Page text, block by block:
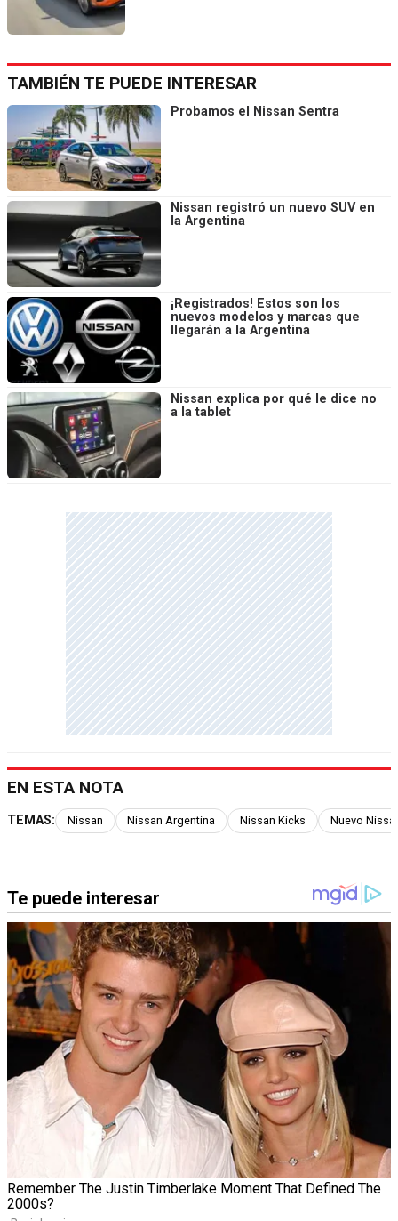
TAMBIÉN TE PUEDE INTERESAR
Probamos el Nissan Sentra
Nissan registró un nuevo SUV en
la Argentina
¡Registrados! Estos son los
nuevos modelos y marcas que
llegarán a la Argentina
Nissan explica por qué le dice no
a la tablet
EN ESTA NOTA
TEMAS: Nissan Nissan Argentina Nissan Kicks Nuevo